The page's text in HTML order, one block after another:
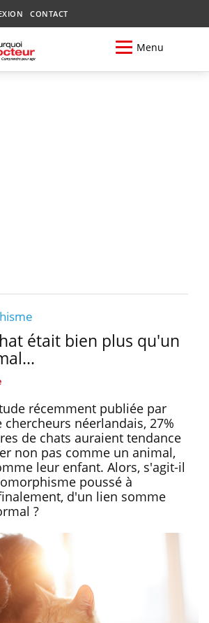
CONTACT
Menu
était bien plus qu'un
récemment publiée par
néerlandais, 27%
de chats auraient tendance
non pas comme un animal,
leur enfant. Alors, s'agit-il
poussé à
d'un lien somme
?